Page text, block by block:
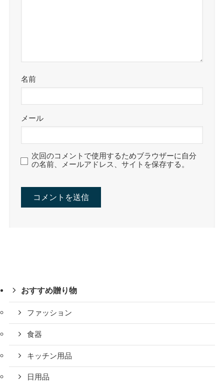
名前
メール
次回のコメントで使用するためブラウザーに自分
の名前、メールアドレス、サイトを保存する。
おすすめ贈り物
ファッション
食器
キッチン用品
日用品